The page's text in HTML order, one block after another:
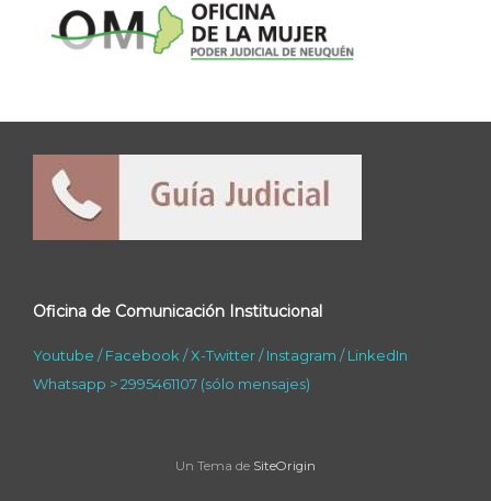
Oficina de Comunicación Institucional
Youtube /Facebook /X-Twitter/Instagram /LinkedIn
Whatsapp > 2995461107 (sólo mensajes)
Un Tema de SiteOrigin